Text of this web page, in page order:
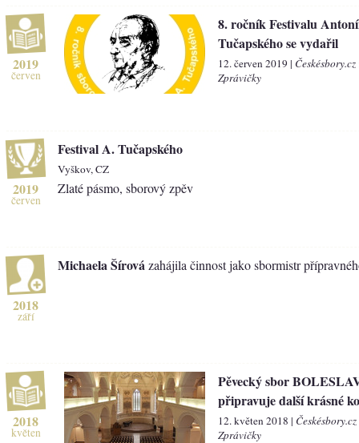
2019
červen
8. ročník Festivalu
Tučapského se vydařil
12. červen 2019 |
Zprávičky
2019
červen
Festival A. Tučapského
Vyškov, CZ
Zlaté pásmo, sborový zpěv
2018
září
Michaela Šírová zahájila činnost jako sbormistr
2018
květen
Pěvecký sbor
připravuje další krásné
12. květen 2018 |
Zprávičky